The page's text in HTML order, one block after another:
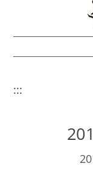
:::